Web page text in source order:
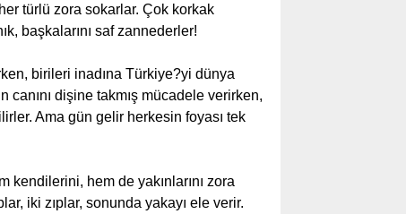
türlü zora sokarlar. Çok korkak
başkalarını saf zannederler!
birileri inadına Türkiye?yi dünya
dişine takmış mücadele verirken,
Ama gün gelir herkesin foyası tek
kendilerini, hem de yakınlarını zora
iki zıplar, sonunda yakayı ele verir.